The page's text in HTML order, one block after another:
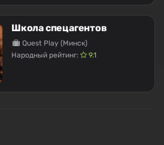
Школа спецагентов
Quest Play (Минск)
Народный рейтинг:
9.1